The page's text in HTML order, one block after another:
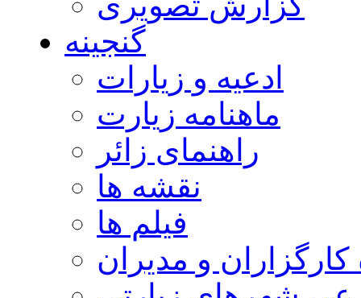
گنجینه
ادعیه و زیارات
ماهنامه زیارت
راهنمای زائر
نقشه ها
فیلم ها
كارگزاران و مديران